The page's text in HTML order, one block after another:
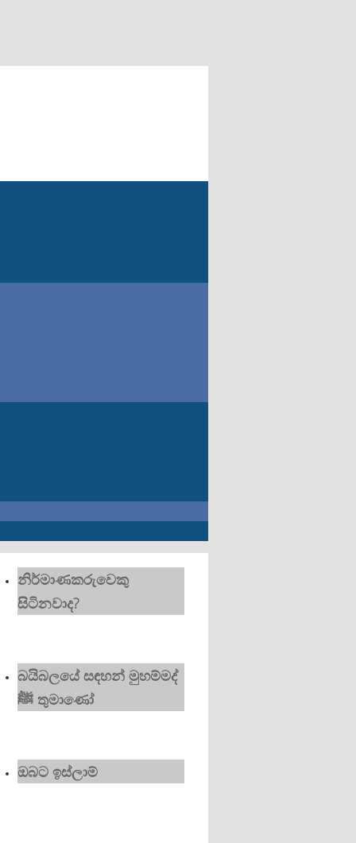
නිර්මාණකරුවෙකු
සිටිනවාද?
බයිබලයේ සඳහන් මුහම්මද්
ﷺ තුමාණෝ
ඔබට ඉස්ලාම්